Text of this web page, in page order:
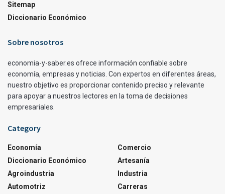
Sitemap
Diccionario Económico
Sobre nosotros
economia-y-saber.es ofrece información confiable sobre
economía, empresas y noticias. Con expertos en diferentes áreas,
nuestro objetivo es proporcionar contenido preciso y relevante
para apoyar a nuestros lectores en la toma de decisiones
empresariales.
Category
Economía
Diccionario Económico
Agroindustria
Automotriz
Comercio
Artesanía
Industria
Carreras